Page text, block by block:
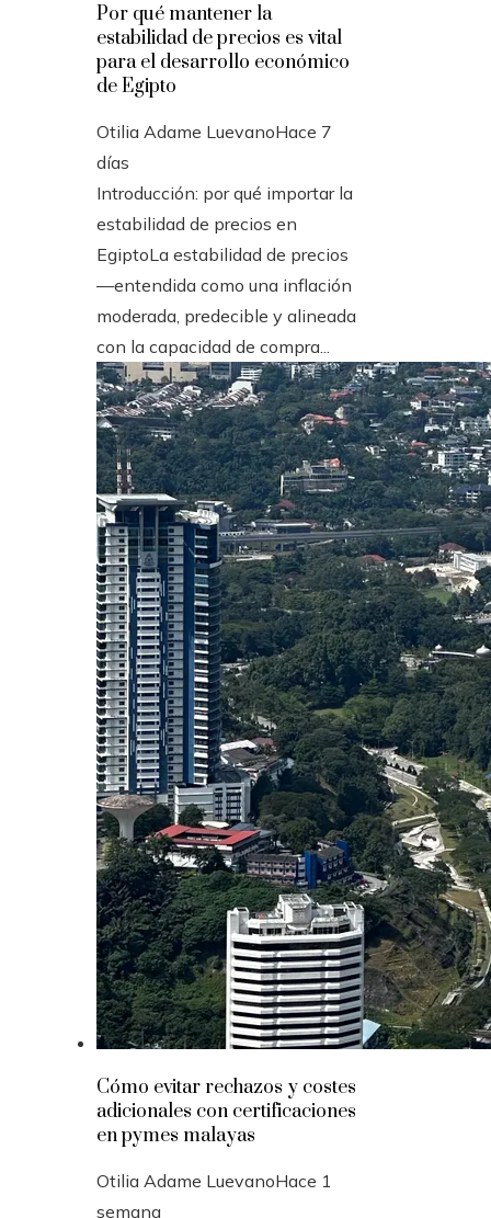
Por qué mantener la
estabilidad de precios es vital
para el desarrollo económico
de Egipto
Otilia Adame LuevanoHace 7
días
Introducción: por qué importar la
estabilidad de precios en
EgiptoLa estabilidad de precios
—entendida como una inflación
moderada, predecible y alineada
con la capacidad de compra...
Cómo evitar rechazos y costes
adicionales con certificaciones
en pymes malayas
Otilia Adame LuevanoHace 1
semana